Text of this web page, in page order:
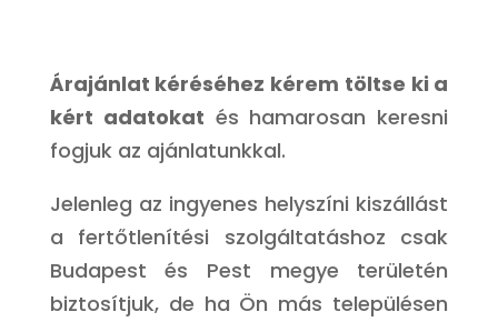
Árajánlat kéréséhez kérem töltse ki a
kért adatokat és hamarosan keresni
fogjuk az ajánlatunkkal.
Jelenleg az ingyenes helyszíni kiszállást
a fertőtlenítési szolgáltatáshoz csak
Budapest és Pest megye területén
biztosítjuk, de ha Ön más településen